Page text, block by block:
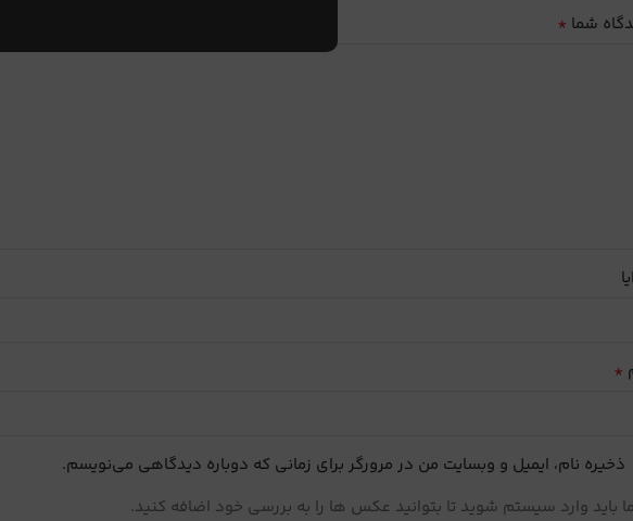
شما *
*
ذخیره نام، ایمیل و وبسایت من در مرورگر برای زمانی که دوباره دیدگاهی می‌نویسم.
باید وارد سیستم شوید تا بتوانید عکس ها را به بررسی خود اضافه کنید.